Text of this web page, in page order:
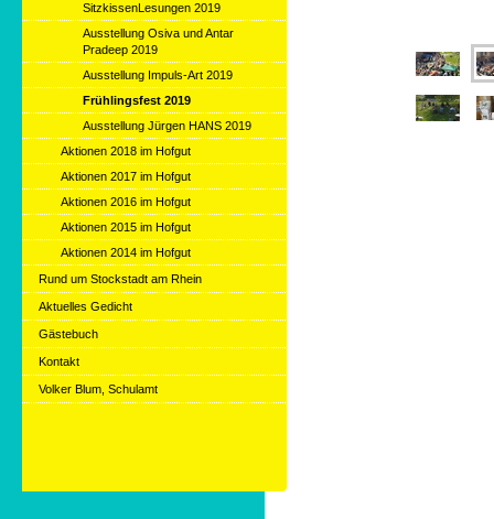
SitzkissenLesungen 2019
Ausstellung Osiva und Antar
Pradeep 2019
Ausstellung Impuls-Art 2019
Frühlingsfest 2019
Ausstellung Jürgen HANS 2019
Aktionen 2018 im Hofgut
Aktionen 2017 im Hofgut
Aktionen 2016 im Hofgut
Aktionen 2015 im Hofgut
Aktionen 2014 im Hofgut
Rund um Stockstadt am Rhein
Aktuelles Gedicht
Gästebuch
Kontakt
Volker Blum, Schulamt